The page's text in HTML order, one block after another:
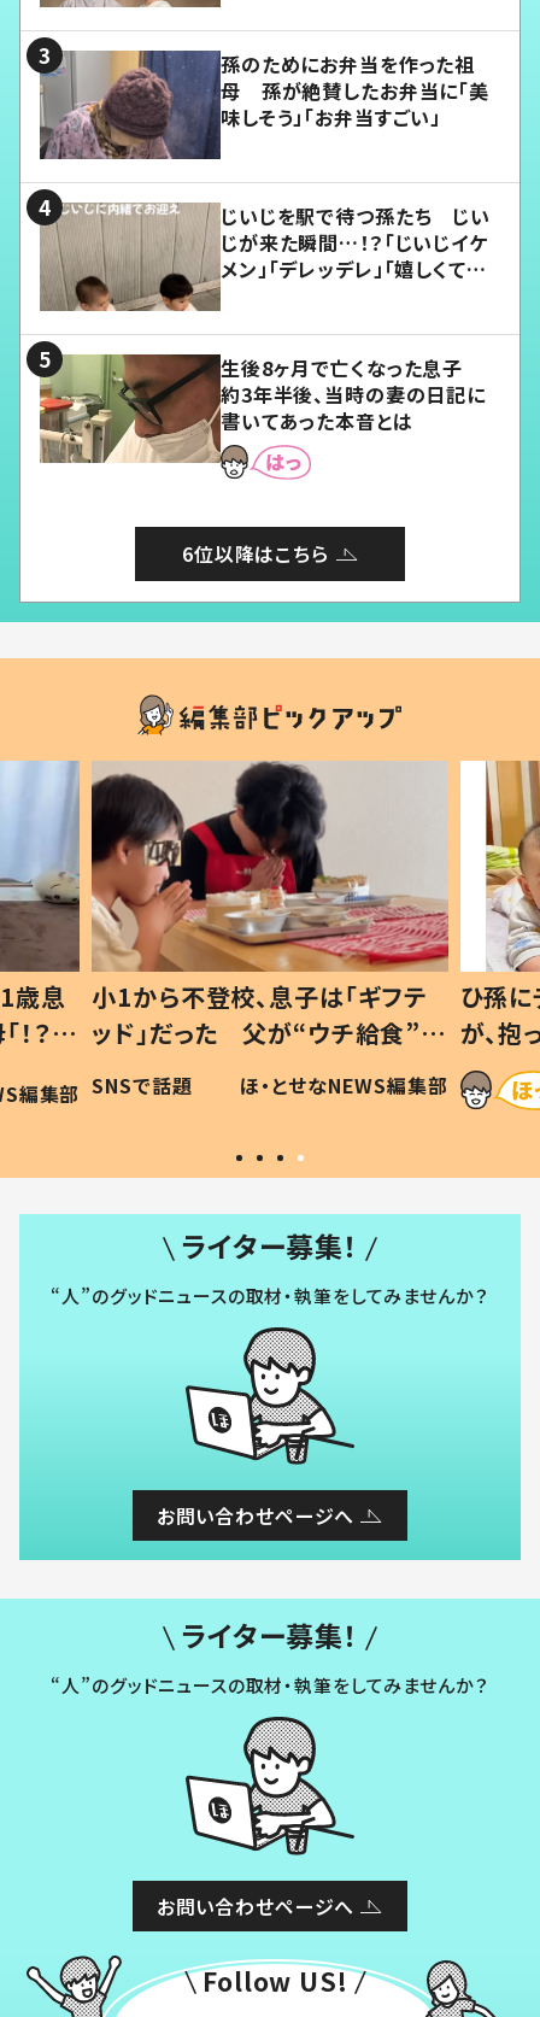
孫のためにお弁当を作った祖
母 孫が絶賛したお弁当に「美
味しそう」「お弁当すごい」
じいじを駅で待つ孫たち じい
じが来た瞬間…！？「じいじイケ
メン」「デレッデレ」「嬉しくて可
生後8ヶ月で亡くなった息子
約3年半後、当時の妻の日記に
書いてあった本音とは
6位以降はこちら
歳息
？」
編集部
小1から不登校、息子は「ギフテ
ッド」だった 父が“ウチ給食”を
作り続ける理由とは #令和の親
#令和の子
SNSで話題 ほ・とせなNEWS編集部
ひ孫
が、
「涙が
い」
ライター募集！
“人”のグッドニュースの取材・執筆をしてみませんか？
お問い合わせページへ
ライター募集！
“人”のグッドニュースの取材・執筆をしてみませんか？
お問い合わせページへ
Follow US!